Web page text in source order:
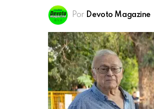
Por Devoto Magazine